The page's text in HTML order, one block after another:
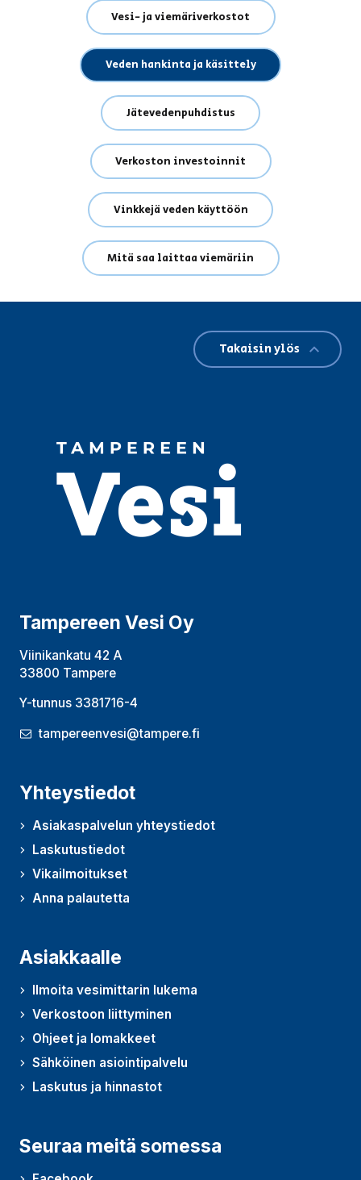
Vesi- ja viemäriverkostot
Veden hankinta ja käsittely
Jätevedenpuhdistus
Verkoston investoinnit
Vinkkejä veden käyttöön
Mitä saa laittaa viemäriin
Tampereen Vesi Oy
Viinikankatu 42 A
33800 Tampere
Y-tunnus 3381716-4
tampereenvesi@tampere.fi
Yhteystiedot
Asiakaspalvelun yhteystiedot
Laskutustiedot
Vikailmoitukset
Anna palautetta
(Avautuu uudessa ikkunassa)
Asiakkaalle
Ilmoita vesimittarin lukema
Verkostoon liittyminen
Ohjeet ja lomakkeet
Sähköinen asiointipalvelu
Laskutus ja hinnastot
Seuraa meitä somessa
Takaisin ylös